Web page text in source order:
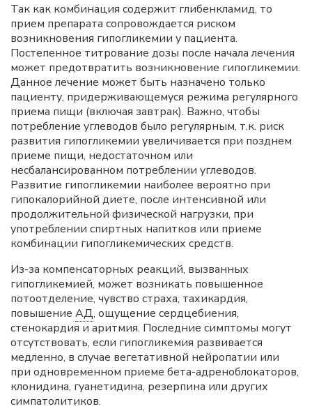
Так как комбинация содержит глибенкламид, то
прием препарата сопровождается риском
возникновения гипогликемии у пациента.
Постепенное титрование дозы после начала лечения
может предотвратить возникновение гипогликемии.
Данное лечение может быть назначено только
пациенту, придерживающемуся режима регулярного
приема пищи (включая завтрак). Важно, чтобы
потребление углеводов было регулярным, т.к. риск
развития гипогликемии увеличивается при позднем
приеме пищи, недостаточном или
несбалансированном потреблении углеводов.
Развитие гипогликемии наиболее вероятно при
гипокалорийной диете, после интенсивной или
продолжительной физической нагрузки, при
употреблении спиртных напитков или приеме
комбинации гипогликемических средств.
Из-за компенсаторных реакций, вызванных
гипогликемией, может возникать повышенное
потоотделение, чувство страха, тахикардия,
повышение АД, ощущение сердцебиения,
стенокардия и аритмия. Последние симптомы могут
отсутствовать, если гипогликемия развивается
медленно, в случае вегетативной нейропатии или
при одновременном приеме бета-адреноблокаторов,
клонидина, гуанетидина, резерпина или других
симпатолитиков.